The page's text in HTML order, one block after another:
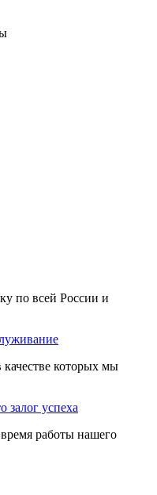
по всей России и
которых мы
залог успеха
работы нашего